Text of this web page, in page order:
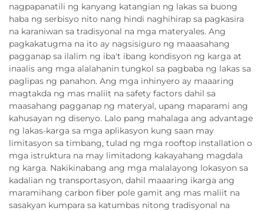
nagpapanatili ng kanyang katangian ng lakas sa buong
haba ng serbisyo nito nang hindi naghihirap sa pagkasira
na karaniwan sa tradisyonal na mga materyales. Ang
pagkakatugma na ito ay nagsisiguro ng maaasahang
pagganap sa ilalim ng iba't ibang kondisyon ng karga at
inaalis ang mga alalahanin tungkol sa pagbaba ng lakas sa
paglipas ng panahon. Ang mga inhinyero ay maaaring
magtakda ng mas maliit na safety factors dahil sa
maasahang pagganap ng materyal, upang maparami ang
kahusayan ng disenyo. Lalo pang mahalaga ang advantage
ng lakas-karga sa mga aplikasyon kung saan may
limitasyon sa timbang, tulad ng mga rooftop installation o
mga istruktura na may limitadong kakayahang magdala
ng karga. Nakikinabang ang mga malalayong lokasyon sa
kadalian ng transportasyon, dahil maaaring ikarga ang
maramihang carbon fiber pole gamit ang mas maliit na
sasakyan kumpara sa katumbas nitong tradisyonal na